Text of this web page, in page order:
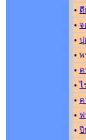
•
• จ
• ปุ
•
• ค
•ไ
• ค
• ฟ
• ปี